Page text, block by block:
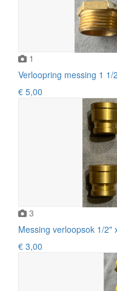
1
Verloopring messing 1 1/2
€ 5,00
3
Messing verloopsok 1/2"
€ 3,00